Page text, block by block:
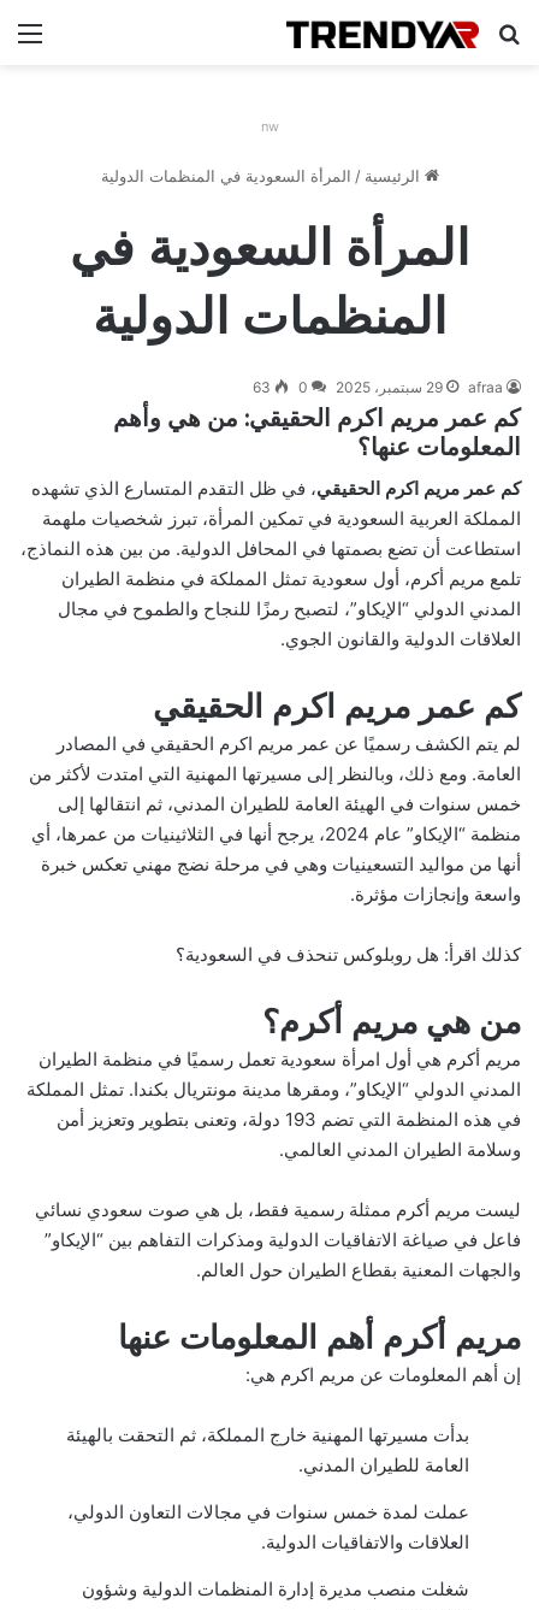
بحث عن
nw
الرئيسية / المرأة السعودية في المنظمات الدولية
المرأة السعودية في
المنظمات الدولية
afraa 29 سبتمبر، 2025 0
63
كم عمر مريم اكرم الحقيقي: من هي وأهم
المعلومات عنها؟
كم عمر مريم اكرم الحقيقي، في ظل التقدم المتسارع الذي تشهده
المملكة العربية السعودية في تمكين المرأة، تبرز شخصيات ملهمة
استطاعت أن تضع بصمتها في المحافل الدولية. من بين هذه النماذج،
تلمع مريم أكرم، أول سعودية تمثل المملكة في منظمة الطيران
المدني الدولي “الإيكاو”، لتصبح رمزًا للنجاح والطموح في مجال
العلاقات الدولية والقانون الجوي.
كم عمر مريم اكرم الحقيقي
لم يتم الكشف رسميًا عن عمر مريم اكرم الحقيقي في المصادر
العامة. ومع ذلك، وبالنظر إلى مسيرتها المهنية التي امتدت لأكثر من
خمس سنوات في الهيئة العامة للطيران المدني، ثم انتقالها إلى
منظمة “الإيكاو” عام 2024، يرجح أنها في الثلاثينيات من عمرها، أي
أنها من مواليد التسعينيات وهي في مرحلة نضج مهني تعكس خبرة
واسعة وإنجازات مؤثرة.
كذلك اقرأ: هل روبلوكس تنحذف في السعودية؟
من هي مريم أكرم؟
مريم أكرم هي أول امرأة سعودية تعمل رسميًا في منظمة الطيران
المدني الدولي “الإيكاو”، ومقرها مدينة مونتريال بكندا. تمثل المملكة
في هذه المنظمة التي تضم 193 دولة، وتعنى بتطوير وتعزيز أمن
وسلامة الطيران المدني العالمي.
ليست مريم أكرم ممثلة رسمية فقط، بل هي صوت سعودي نسائي
فاعل في صياغة الاتفاقيات الدولية ومذكرات التفاهم بين “الإيكاو”
والجهات المعنية بقطاع الطيران حول العالم.
مريم أكرم أهم المعلومات عنها
إن أهم المعلومات عن مريم اكرم هي:
بدأت مسيرتها المهنية خارج المملكة، ثم التحقت بالهيئة
العامة للطيران المدني.
عملت لمدة خمس سنوات في مجالات التعاون الدولي،
العلاقات والاتفاقيات الدولية.
شغلت منصب مديرة إدارة المنظمات الدولية وشؤون